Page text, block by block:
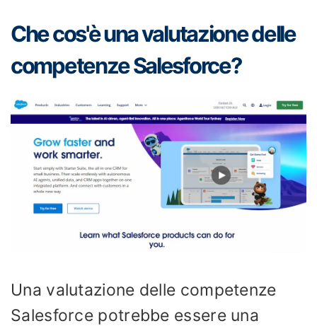
Che cos'è una valutazione delle
competenze Salesforce?
Una valutazione delle competenze
Salesforce potrebbe essere una